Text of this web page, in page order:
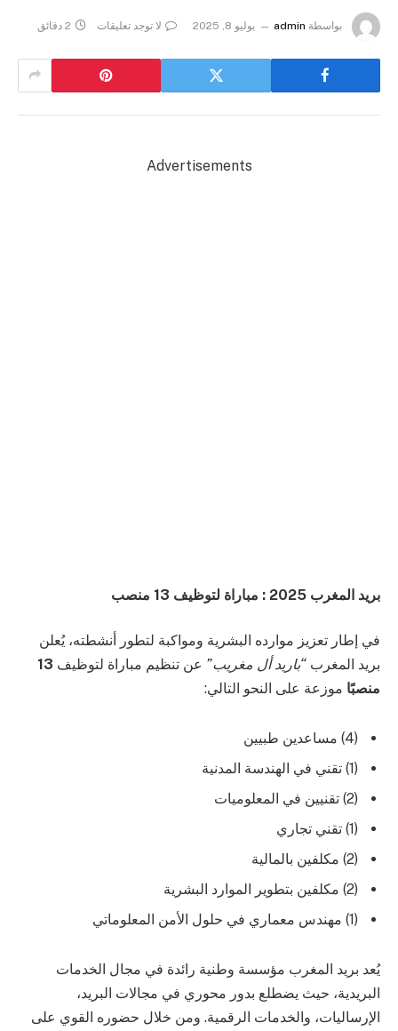
بواسطة admin يوليو 8, 2025 لا توجد تعليقات 2 دقائق
Advertisements
بريد المغرب 2025 : مباراة لتوظيف 13 منصب
في إطار تعزيز موارده البشرية ومواكبة لتطور أنشطته، يُعلن
بريد المغرب “باريد أل مغريب” عن تنظيم مباراة لتوظيف 13
منصبًا موزعة على النحو التالي:
(4) مساعدين طبيين
(1) تقني في الهندسة المدنية
(2) تقنيين في المعلوميات
(1) تقني تجاري
(2) مكلفين بالمالية
(2) مكلفين بتطوير الموارد البشرية
(1) مهندس معماري في حلول الأمن المعلوماتي
يُعد بريد المغرب مؤسسة وطنية رائدة في مجال الخدمات
البريدية، حيث يضطلع بدور محوري في مجالات البريد،
الإرساليات، والخدمات الرقمية. ومن خلال حضوره القوي على